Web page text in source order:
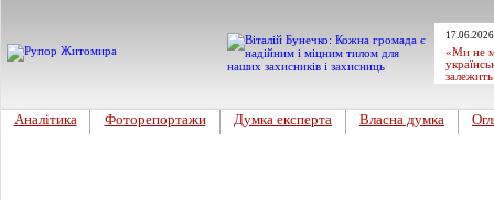
«Ми не
Аналітика Фоторепортажи Думка експерта Власна думка